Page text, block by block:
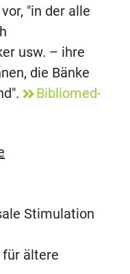
"in der alle
usw. – ihre
die Bänke
Bibliomed-
Stimulation
ältere